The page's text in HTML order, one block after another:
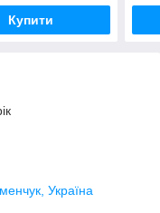
Купити
Україна